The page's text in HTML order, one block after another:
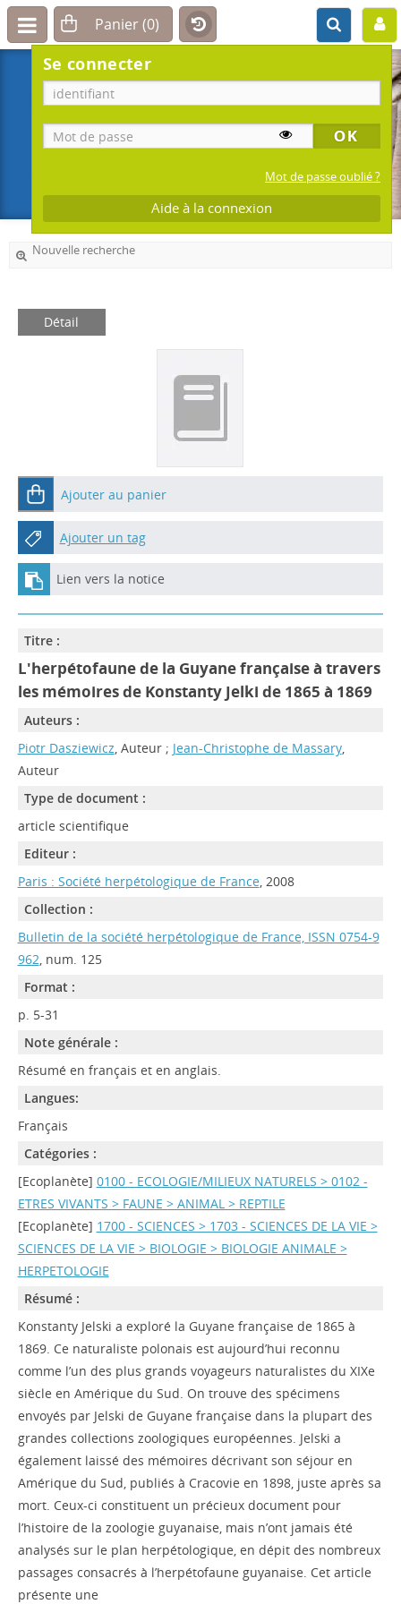
Se connecter
Mot de passe oublié ?
Aide à la connexion
Nouvelle recherche
Détail
Ajouter au panier
Ajouter un tag
Lien vers la notice
Titre :
L'herpétofaune de la Guyane française à travers
les mémoires de Konstanty Jelki de 1865 à 1869
Auteurs :
Piotr Dasziewicz, Auteur ; Jean-Christophe de Massary,
Auteur
Type de document :
article scientifique
Editeur :
Paris : Société herpétologique de France, 2008
Collection :
Bulletin de la société herpétologique de France, ISSN 0754-9
962, num. 125
Format :
p. 5-31
Note générale :
Résumé en français et en anglais.
Langues:
Français
Catégories :
[Ecoplanète] 0100 - ECOLOGIE/MILIEUX NATURELS > 0102 -
ETRES VIVANTS > FAUNE > ANIMAL > REPTILE
[Ecoplanète] 1700 - SCIENCES > 1703 - SCIENCES DE LA VIE >
SCIENCES DE LA VIE > BIOLOGIE > BIOLOGIE ANIMALE >
HERPETOLOGIE
Résumé :
Konstanty Jelski a exploré la Guyane française de 1865 à
1869. Ce naturaliste polonais est aujourd’hui reconnu
comme l’un des plus grands voyageurs naturalistes du XIXe
siècle en Amérique du Sud. On trouve des spécimens
envoyés par Jelski de Guyane française dans la plupart des
grandes collections zoologiques européennes. Jelski a
également laissé des mémoires décrivant son séjour en
Amérique du Sud, publiés à Cracovie en 1898, juste après sa
mort. Ceux-ci constituent un précieux document pour
l’histoire de la zoologie guyanaise, mais n’ont jamais été
analysés sur le plan herpétologique, en dépit des nombreux
passages consacrés à l’herpétofaune guyanaise. Cet article
présente une